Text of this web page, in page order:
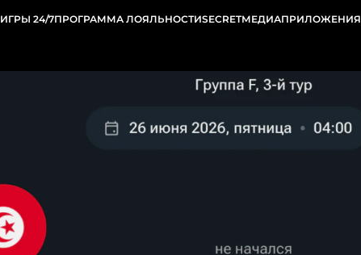
ИГРЫ 24/7ПРОГРАММА ЛОЯЛЬНОСТИSECRETМЕДИАПРИЛОЖЕНИЯ